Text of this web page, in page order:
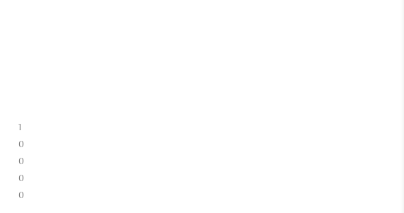
1
0
0
0
0